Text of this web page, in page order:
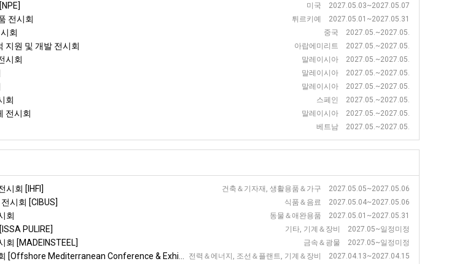
미국 2027.05.03~2027.05.07
튀르키예 2027.05.01~2027.05.31
전시회
중국 2027.05.~2027.05.
회
아랍에미리트 2027.05.~2027.05.
지원 및 개발 전시회
말레이시아 2027.05.~2027.05.
시회
말레이시아 2027.05.~2027.05.
말레이시아 2027.05.~2027.05.
스페인 2027.05.~2027.05.
회
말레이시아 2027.05.~2027.05.
전시회
베트남 2027.05.~2027.05.
건축＆기자재, 생활용품＆가구 2027.05.05~2027.05.06
시회 [IHFI]
식품＆음료 2027.05.04~2027.05.06
시회 [CIBUS]
동물＆애완용품 2027.05.01~2027.05.31
회
기타, 기계＆장비 2027.05~일정미정
PULIRE]
금속＆광물 2027.05~일정미정
[MADEINSTEEL]
전력＆에너지, 조선＆플랜트, 기계＆장비 2027.04.13~2027.04.15
Mediterranean Conference & Exhibition]